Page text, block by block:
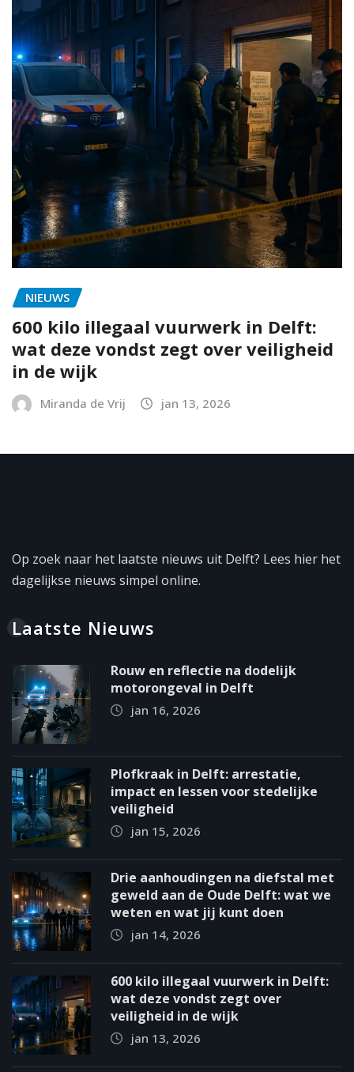
NIEUWS
600 kilo illegaal vuurwerk in Delft:
wat deze vondst zegt over veiligheid
in de wijk
Miranda de Vrij jan 13, 2026
Op zoek naar het laatste nieuws uit Delft? Lees hier het
dagelijkse nieuws simpel online.
Laatste Nieuws
Rouw en reflectie na dodelijk
motorongeval in Delft
jan 16, 2026
Plofkraak in Delft: arrestatie,
impact en lessen voor stedelijke
veiligheid
jan 15, 2026
Drie aanhoudingen na diefstal met
geweld aan de Oude Delft: wat we
weten en wat jij kunt doen
jan 14, 2026
600 kilo illegaal vuurwerk in Delft:
wat deze vondst zegt over
veiligheid in de wijk
jan 13, 2026